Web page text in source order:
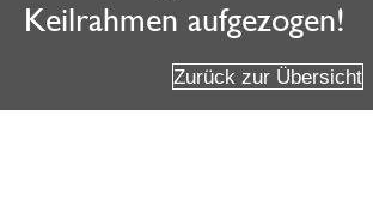
Keilrahmen aufgezogen!
Zurück zur Übersicht